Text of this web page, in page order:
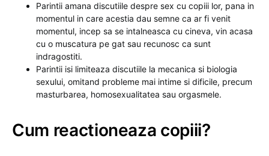
Parintii amana discutiile despre sex cu copiii lor, pana in
momentul in care acestia dau semne ca ar fi venit
momentul, incep sa se intalneasca cu cineva, vin acasa
cu o muscatura pe gat sau recunosc ca sunt
indragostiti.
Parintii isi limiteaza discutiile la mecanica si biologia
sexului, omitand probleme mai intime si dificile, precum
masturbarea, homosexualitatea sau orgasmele.
Cum reactioneaza copiii?